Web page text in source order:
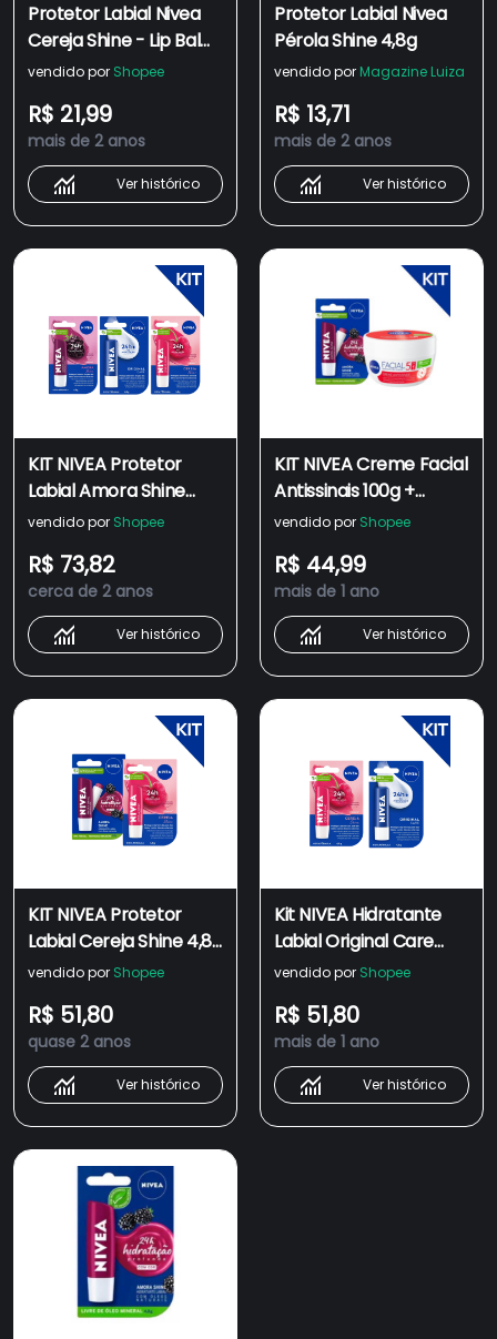
Protetor Labial Nivea
Cereja Shine - Lip Balm
4,8g
vendido por Shopee
R$ 21,99
mais de 2 anos
Ver histórico
Protetor Labial Nivea
Pérola Shine 4,8g
vendido por Magazine Luiza
R$ 13,71
mais de 2 anos
Ver histórico
KIT NIVEA Protetor
Labial Amora Shine
4,8g + Protetor Labial
Protetor Labial Cereja
Shine 4,8g
vendido por Shopee
R$ 73,82
cerca de 2 anos
Ver histórico
KIT NIVEA Creme Facial
Antissinais 100g +
Protetor Labial Amora
vendido por Shopee
R$ 44,99
mais de 1 ano
Ver histórico
KIT NIVEA Protetor
Labial Cereja Shine 4,8g
+ Protetor Labial
vendido por Shopee
R$ 51,80
quase 2 anos
Ver histórico
Kit NIVEA Hidratante
Labial Original Care
4,8g + Protetor Labial
vendido por Shopee
R$ 51,80
mais de 1 ano
Ver histórico